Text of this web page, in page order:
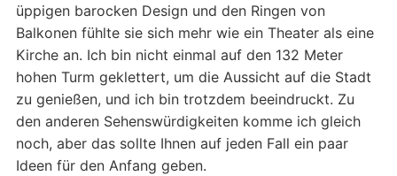
üppigen barocken Design und den Ringen von
Balkonen fühlte sie sich mehr wie ein Theater als eine
Kirche an. Ich bin nicht einmal auf den 132 Meter
hohen Turm geklettert, um die Aussicht auf die Stadt
zu genießen, und ich bin trotzdem beeindruckt. Zu
den anderen Sehenswürdigkeiten komme ich gleich
noch, aber das sollte Ihnen auf jeden Fall ein paar
Ideen für den Anfang geben.